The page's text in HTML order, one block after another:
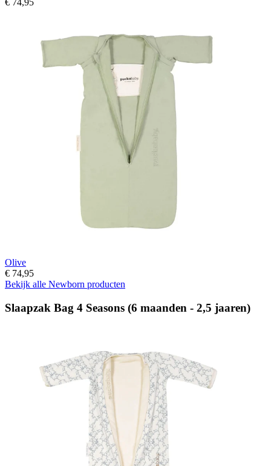
€ 74,95
Olive
€ 74,95
Bekijk alle Newborn producten
Slaapzak Bag 4 Seasons (6 maanden - 2,5 jaaren)